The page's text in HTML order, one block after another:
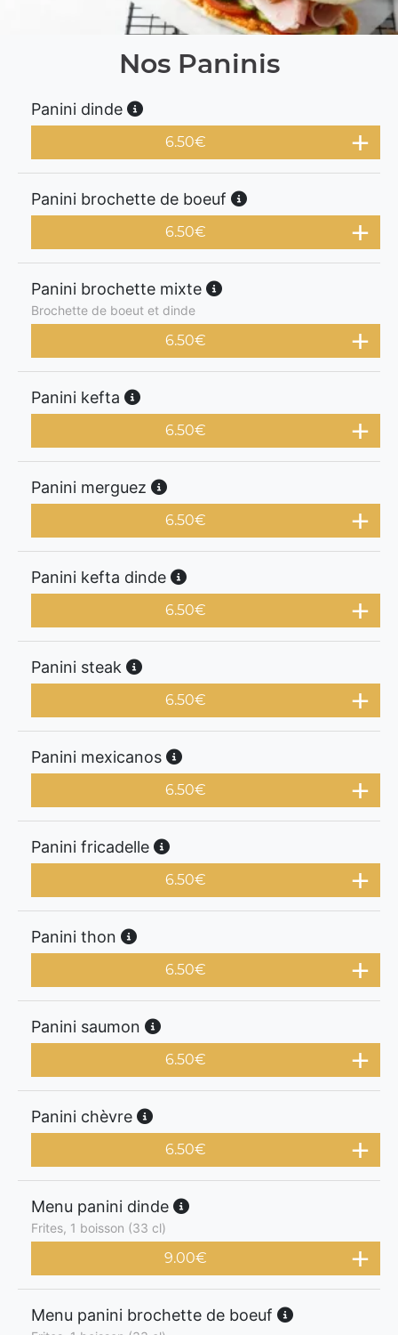
Nos Paninis
Panini dinde
6.50€
Panini brochette de boeuf
6.50€
Panini brochette mixte
Brochette de boeut et dinde
6.50€
Panini kefta
6.50€
Panini merguez
6.50€
Panini kefta dinde
6.50€
Panini steak
6.50€
Panini mexicanos
6.50€
Panini fricadelle
6.50€
Panini thon
6.50€
Panini saumon
6.50€
Panini chèvre
6.50€
Menu panini dinde
Frites, 1 boisson (33 cl)
9.00€
Menu panini brochette de boeuf